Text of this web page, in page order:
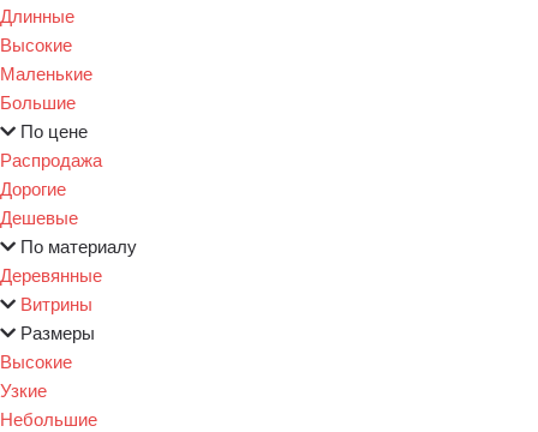
Длинные
Высокие
Маленькие
Большие
По цене
Распродажа
Дорогие
Дешевые
По материалу
Деревянные
Витрины
Размеры
Высокие
Узкие
Небольшие